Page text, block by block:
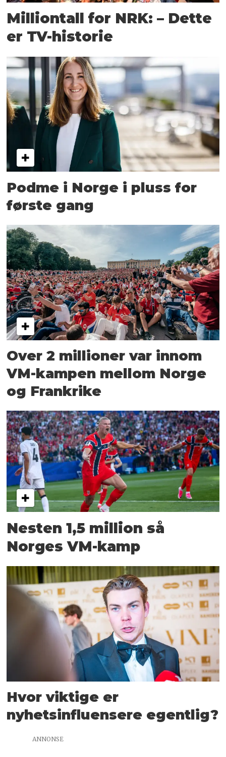
Milliontall for NRK: – Dette
er TV-historie
Podme i Norge i pluss for
første gang
Over 2 millioner var innom
VM-kampen mellom Norge
og Frankrike
Nesten 1,5 million så
Norges VM-kamp
Hvor viktige er
nyhetsinfluensere egentlig?
ANNONSE